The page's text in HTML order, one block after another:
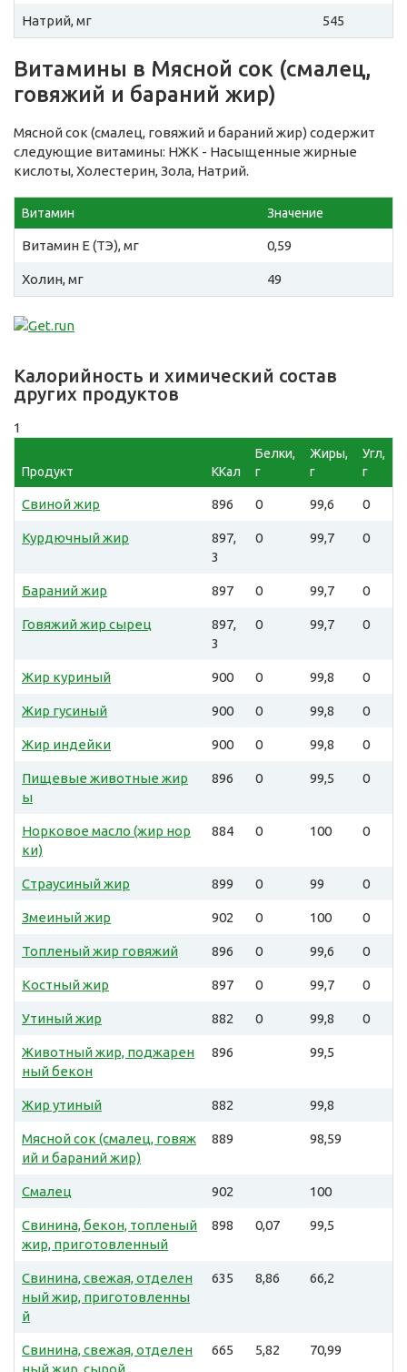
Натрий, мг 545
Витамины в Мясной сок (смалец,
говяжий и бараний жир)
Мясной сок (смалец, говяжий и бараний жир) содержит
следующие витамины: НЖК - Насыщенные жирные
кислоты, Холестерин, Зола, Натрий.
Витамин Значение
Витамин E (ТЭ), мг 0,59
Холин, мг 49
Калорийность и химический состав
других продуктов
1
Продукт ККал
Белки,
г
Жиры,
г
Угл,
г
Свиной жир 896 0 99,6 0
Курдючный жир
897,
3
0 99,7 0
Бараний жир 897 0 99,7 0
Говяжий жир сырец
897,
3
0 99,7 0
Жир куриный 900 0 99,8 0
Жир гусиный 900 0 99,8 0
Жир индейки 900 0 99,8 0
Пищевые животные жир
ы
896 0 99,5 0
Норковое масло (жир нор
ки)
884 0 100 0
Страусиный жир 899 0 99 0
Змеиный жир 902 0 100 0
Топленый жир говяжий 896 0 99,6 0
Костный жир 897 0 99,7 0
Утиный жир 882 0 99,8 0
Животный жир, поджарен
ный бекон
896 99,5
Жир утиный 882 99,8
Мясной сок (смалец, говяж
ий и бараний жир)
889 98,59
Смалец 902 100
Свинина, бекон, топленый
жир, приготовленный
898 0,07 99,5
Свинина, свежая, отделен
ный жир, приготовленны
й
635 8,86 66,2
Свинина, свежая, отделен
ный жир, сырой
665 5,82 70,99